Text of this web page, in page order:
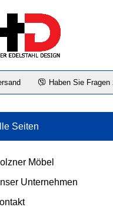
Haben Sie
Seiten
Möbel
Unternehmen